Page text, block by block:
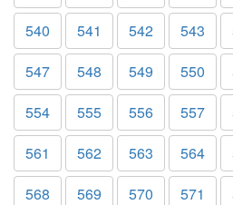
540
541 542 543
547
548 549 550
554
555 556 557
561
562 563 564
568
569 570 571